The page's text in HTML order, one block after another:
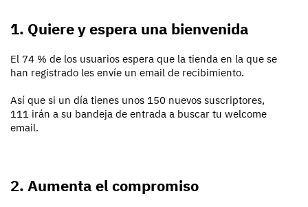
1. Quiere y espera una bienvenida
El 74 % de los usuarios espera que la tienda en la que se
han registrado les envíe un email de recibimiento.
Así que si un día tienes unos 150 nuevos suscriptores,
111 irán a su bandeja de entrada a buscar tu welcome
email.
2. Aumenta el compromiso